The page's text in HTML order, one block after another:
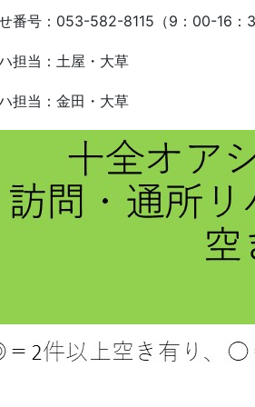
番号：053-582-8115（9：00-16：
担当：土屋・大草
担当：金田・大草